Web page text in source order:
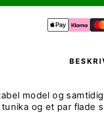
model og
og et par flade